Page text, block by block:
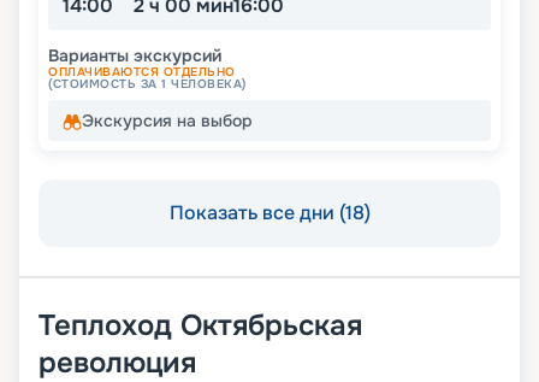
Варианты экскурсий
ОПЛАЧИВАЮТСЯ ОТДЕЛЬНО
(СТОИМОСТЬ ЗА 1 ЧЕЛОВЕКА)
Экскурсия на выбор
Показать все дни (18)
Теплоход Октябрьская
революция